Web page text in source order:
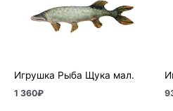
Игрушка Рыба Щука мал.
1 360₽